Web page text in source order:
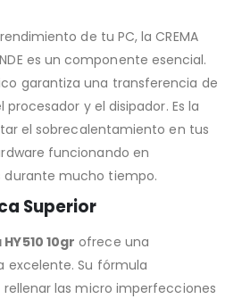
de tu PC, la CREMA
es un componente esencial.
garantiza una transferencia de
y el disipador. Es la
el sobrecalentamiento en tus
funcionando en
durante mucho tiempo.
Superior
10gr ofrece una
Su fórmula
las micro imperfecciones